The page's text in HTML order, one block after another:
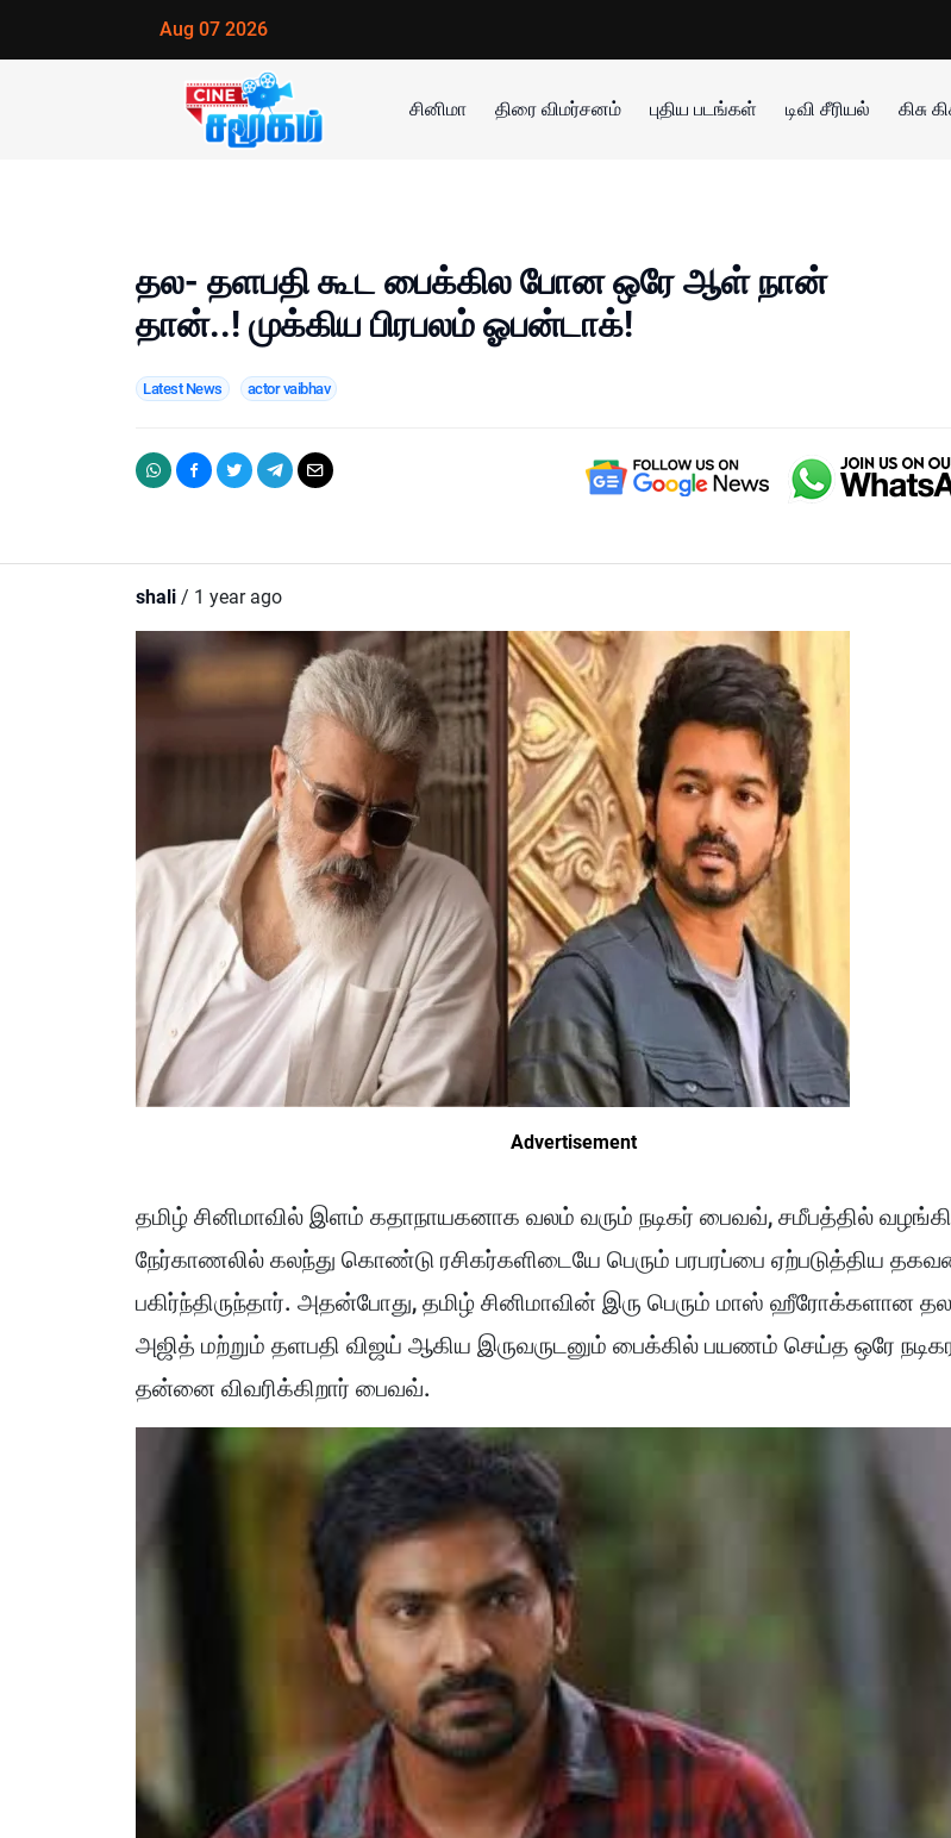
Aug 07 2026
சினிமா திரை விமர்சனம் புதிய படங்கள் டிவி சீரியல் கிசு
தல- தளபதி கூட பைக்கில போன ஒரே ஆள் நான்
தான்..! முக்கிய பிரபலம் ஓபன்டாக்!
Latest News actor vaibhav
shali / 1 year ago
Advertisement
தமிழ் சினிமாவில் இளம் கதாநாயகனாக வலம் வரும் நடிகர் பைவவ், சமீபத்தில்
நேர்காணலில் கலந்து கொண்டு ரசிகர்களிடையே பெரும் பரபரப்பை ஏற்படுத்திய
பகிர்ந்திருந்தார். அதன்போது, தமிழ் சினிமாவின் இரு பெரும் மாஸ் ஹீரோக்களான தல
அஜித் மற்றும் தளபதி விஜய் ஆகிய இருவருடனும் பைக்கில் பயணம் செய்த ஒரே
தன்னை விவரிக்கிறார் பைவவ்.